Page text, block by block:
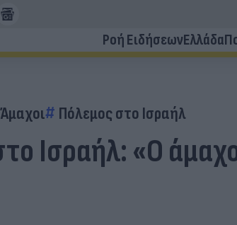
Ροή ΕιδήσεωνΕλλάδα
Άμαχοι Πόλεμος στο Ισραήλ
Ισραήλ: «Ο